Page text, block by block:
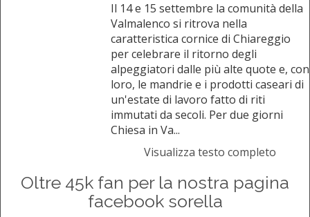
Il 14 e 15 settembre la comunità della
Valmalenco si ritrova nella
caratteristica cornice di Chiareggio
per celebrare il ritorno degli
alpeggiatori dalle più alte quote e, con
loro, le mandrie e i prodotti caseari di
un'estate di lavoro fatto di riti
immutati da secoli. Per due giorni
Chiesa in Va...
Visualizza testo completo
Oltre 45k fan per la nostra pagina
facebook sorella